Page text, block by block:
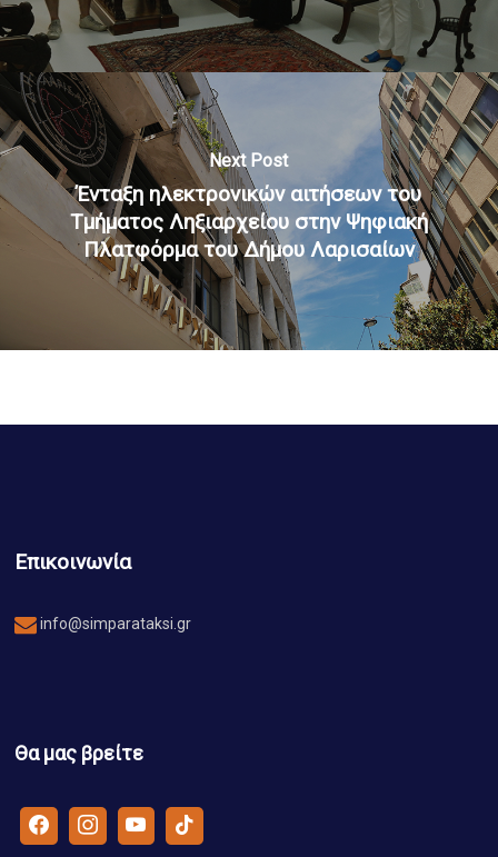
Next Post
Ένταξη ηλεκτρονικών αιτήσεων του
Τμήματος Ληξιαρχείου στην Ψηφιακή
Πλατφόρμα του Δήμου Λαρισαίων
Επικοινωνία
info@simparataksi.gr
Θα μας βρείτε